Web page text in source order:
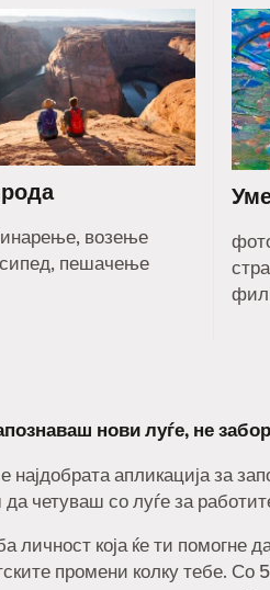
возење
пешачење
нови луѓе, не
најдобрата апликација за
четуваш со луѓе за
личност која ќе ти помогне
промени колку тебе. Со